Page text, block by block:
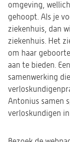
omgeving,
gehoopt. Als je
ziekenhuis, dan
ziekenhuis. Het
om haar
aan te bieden.
samenwerking
Antonius samen
verloskundigen